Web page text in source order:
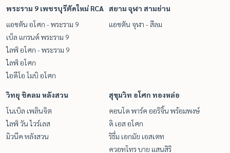
พระราม 9 เพชรบุรีตัดใหม่ RCA
แอชตัน อโศก - พระราม 9
เบ็ล แกรนด์ พระราม 9
ไลฟ์ อโศก - พระราม 9
ไลฟ์ อโศก
ไอดีโอ โมบิ อโศก
สยาม จุฬา สามย่าน
แอชตัน จุฬา - สีลม
วิทยุ ชิดลม หลังสวน
โนเบิล เพลินจิต
ไลฟ์ วัน ไวร์เลส
มิวนีค หลังสวน
สุขุมวิท อโศก ทองหล่อ
คอนโด พาร์ค ออริจิ้น พร้อมพงษ์
ดิ เอส อโศก
ริธึ่ม เอกมัย เอสเตท
ควอทโทร บาย แสนสิริ